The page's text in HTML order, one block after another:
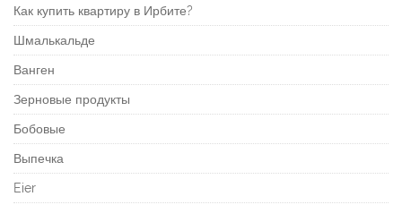
Как купить квартиру в Ирбите?
Шмалькальде
Ванген
Зерновые продукты
Бобовые
Выпечка
Eier